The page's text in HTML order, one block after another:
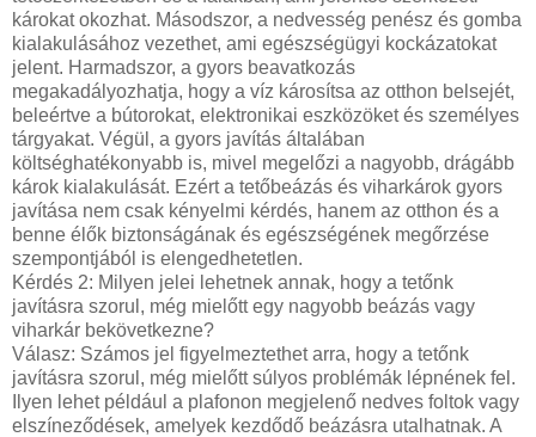
károkat okozhat. Másodszor, a nedvesség penész és gomba
kialakulásához vezethet, ami egészségügyi kockázatokat
jelent. Harmadszor, a gyors beavatkozás
megakadályozhatja, hogy a víz károsítsa az otthon belsejét,
beleértve a bútorokat, elektronikai eszközöket és személyes
tárgyakat. Végül, a gyors javítás általában
költséghatékonyabb is, mivel megelőzi a nagyobb, drágább
károk kialakulását. Ezért a tetőbeázás és viharkárok gyors
javítása nem csak kényelmi kérdés, hanem az otthon és a
benne élők biztonságának és egészségének megőrzése
szempontjából is elengedhetetlen.
Kérdés 2: Milyen jelei lehetnek annak, hogy a tetőnk
javításra szorul, még mielőtt egy nagyobb beázás vagy
viharkár bekövetkezne?
Válasz: Számos jel figyelmeztethet arra, hogy a tetőnk
javításra szorul, még mielőtt súlyos problémák lépnének fel.
Ilyen lehet például a plafonon megjelenő nedves foltok vagy
elszíneződések, amelyek kezdődő beázásra utalhatnak. A